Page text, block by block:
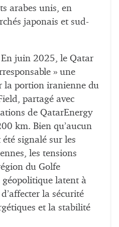
arabes unis, en
japonais et sud-
En juin 2025, le Qatar
» une
la portion iranienne du
partagé avec
de QatarEnergy
km. Bien qu’aucun
signalé sur les
les tensions
du Golfe
latent à
la sécurité
et la stabilité